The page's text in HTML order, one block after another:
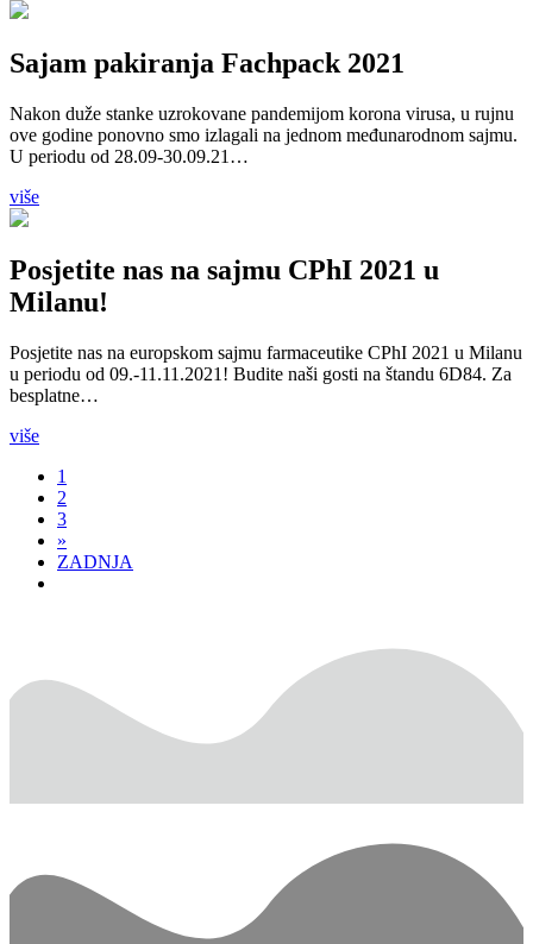
Sajam pakiranja Fachpack 2021
Nakon duže stanke uzrokovane pandemijom korona virusa, u rujnu
ove godine ponovno smo izlagali na jednom međunarodnom sajmu.
U periodu od 28.09-30.09.21…
više
Posjetite nas na sajmu CPhI 2021 u
Milanu!
Posjetite nas na europskom sajmu farmaceutike CPhI 2021 u Milanu
u periodu od 09.-11.11.2021! Budite naši gosti na štandu 6D84. Za
besplatne…
više
1
2
3
»
ZADNJA